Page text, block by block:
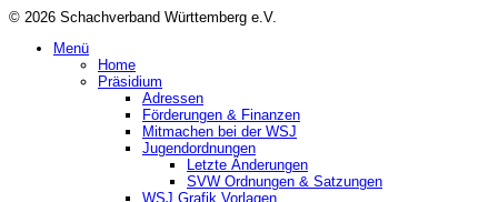
© 2026 Schachverband Württemberg e.V.
Menü
Home
Präsidium
Adressen
Förderungen & Finanzen
Mitmachen bei der WSJ
Jugendordnungen
Letzte Änderungen
SVW Ordnungen & Satzungen
WSJ Grafik Vorlagen